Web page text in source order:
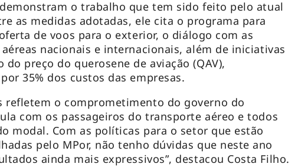
o trabalho que tem sido feito pelo atual
as medidas adotadas, ele cita o programa para
de voos para o exterior, o diálogo com as
nacionais e internacionais, além de iniciativas
do preço do querosene de aviação (QAV),
35% dos custos das empresas.
refletem o comprometimento do governo do
com os passageiros do transporte aéreo e todos
modal. Com as políticas para o setor que estão
pelo MPor, não tenho dúvidas que neste ano
ainda mais expressivos”, destacou Costa Filho.